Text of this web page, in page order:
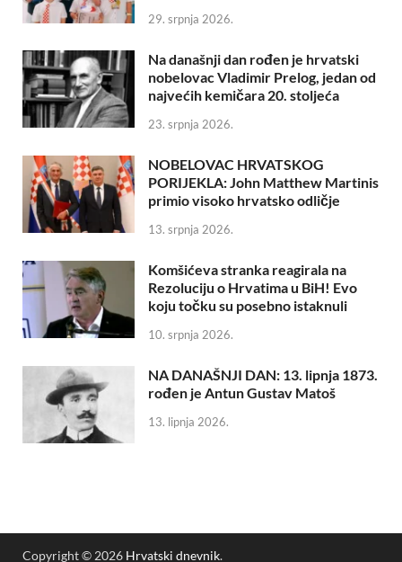
29. srpnja 2026.
Na današnji dan rođen je hrvatski
nobelovac Vladimir Prelog, jedan od
najvećih kemičara 20. stoljeća
23. srpnja 2026.
NOBELOVAC HRVATSKOG
PORIJEKLA: John Matthew Martinis
primio visoko hrvatsko odličje
13. srpnja 2026.
Komšićeva stranka reagirala na
Rezoluciju o Hrvatima u BiH! Evo
koju točku su posebno istaknuli
10. srpnja 2026.
NA DANAŠNJI DAN: 13. lipnja 1873.
rođen je Antun Gustav Matoš
13. lipnja 2026.
Copyright © 2026 Hrvatski dnevnik.